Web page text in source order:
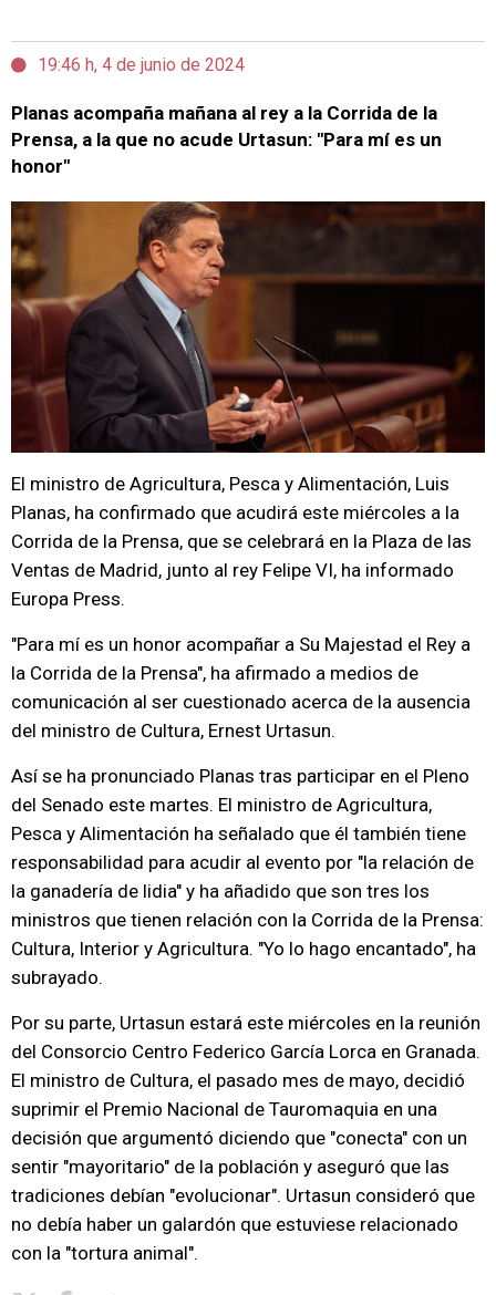
19:46 h, 4 de junio de 2024
Planas acompaña mañana al rey a la Corrida de la
Prensa, a la que no acude Urtasun: "Para mí es un
honor"
El ministro de Agricultura, Pesca y Alimentación, Luis
Planas, ha confirmado que acudirá este miércoles a la
Corrida de la Prensa, que se celebrará en la Plaza de las
Ventas de Madrid, junto al rey Felipe VI, ha informado
Europa Press.
"Para mí es un honor acompañar a Su Majestad el Rey a
la Corrida de la Prensa", ha afirmado a medios de
comunicación al ser cuestionado acerca de la ausencia
del ministro de Cultura, Ernest Urtasun.
Así se ha pronunciado Planas tras participar en el Pleno
del Senado este martes. El ministro de Agricultura,
Pesca y Alimentación ha señalado que él también tiene
responsabilidad para acudir al evento por "la relación de
la ganadería de lidia" y ha añadido que son tres los
ministros que tienen relación con la Corrida de la Prensa:
Cultura, Interior y Agricultura. "Yo lo hago encantado", ha
subrayado.
Por su parte, Urtasun estará este miércoles en la reunión
del Consorcio Centro Federico García Lorca en Granada.
El ministro de Cultura, el pasado mes de mayo, decidió
suprimir el Premio Nacional de Tauromaquia en una
decisión que argumentó diciendo que "conecta" con un
sentir "mayoritario" de la población y aseguró que las
tradiciones debían "evolucionar". Urtasun consideró que
no debía haber un galardón que estuviese relacionado
con la "tortura animal".